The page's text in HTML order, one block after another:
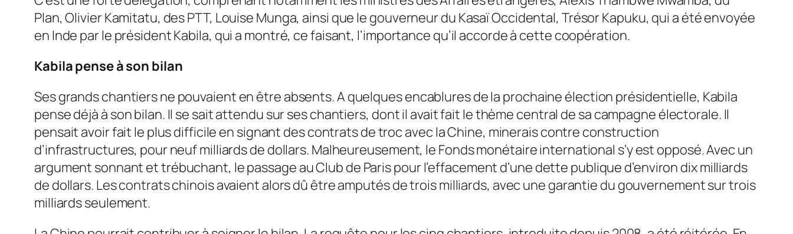
Plan, Olivier Kamitatu, des PTT, Louise Munga, ainsi que le gouverneur du Kasaï Occidental, Trésor Kapuku, qui a été envoyée
en Inde par le président Kabila, qui a montré, ce faisant, l’importance qu’il accorde à cette coopération.
Kabila pense à son bilan
Ses grands chantiers ne pouvaient en être absents. A quelques encablures de la prochaine élection présidentielle, Kabila
pense déjà à son bilan. Il se sait attendu sur ses chantiers, dont il avait fait le thème central de sa campagne électorale. Il
pensait avoir fait le plus difficile en signant des contrats de troc avec la Chine, minerais contre construction
d’infrastructures, pour neuf milliards de dollars. Malheureusement, le Fonds monétaire international s’y est opposé. Avec un
argument sonnant et trébuchant, le passage au Club de Paris pour l’effacement d’une dette publique d’environ dix milliards
de dollars. Les contrats chinois avaient alors dû être amputés de trois milliards, avec une garantie du gouvernement sur trois
milliards seulement.